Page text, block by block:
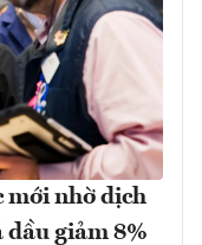
mới nhờ dịch
dầu giảm 8%